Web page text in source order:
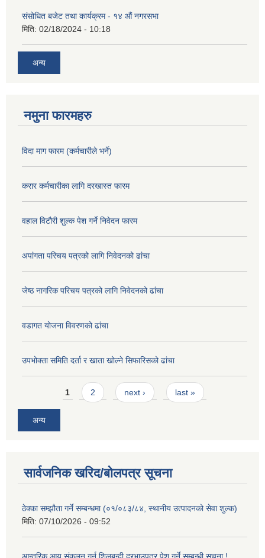
संसोधित बजेट तथा कार्यक्रम - १४ औं नगरसभा
मिति: 02/18/2024 - 10:18
अन्य
नमुना फारमहरु
विदा माग फारम (कर्मचारीले भर्ने)
करार कर्मचारीका लागि दरखास्त फारम
वहाल विटौरी शुल्क पेश गर्ने निवेदन फारम
अपांगता परिचय पत्रको लागि निवेदनको ढांचा
जेष्ठ नागरिक परिचय पत्रको लागि निवेदनको ढांचा
वडागत योजना विवरणको ढांचा
उपभोक्ता समिति दर्ता र खाता खोल्ने सिफारिसको ढांचा
Pages1 2 next › last »
अन्य
सार्वजनिक खरिद/बोलपत्र सूचना
ठेक्का सम्झौता गर्ने सम्बन्धमा (०१/०८३/८४, स्थानीय उत्पादनको सेवा शुल्क)
मिति: 07/10/2026 - 09:52
आन्तरिक आय संकलन गर्न शिलबन्दी दरभाउपत्र पेश गर्ने सम्बन्धी सूचना !